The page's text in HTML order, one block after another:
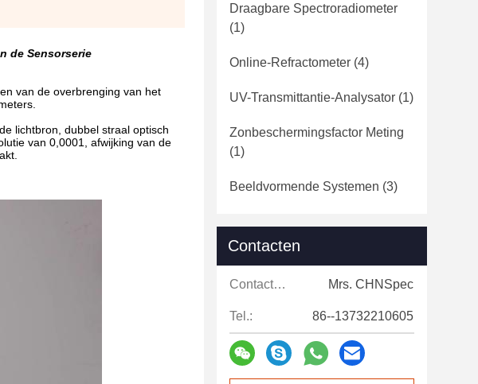
de Sensorserie
van de overbrenging van het
lichtbron, dubbel straal optisch
van 0,0001, afwijking van de
Draagbare Spectroradiometer
(1)
Online-Refractometer (4)
UV-Transmittantie-Analysator (1)
Zonbeschermingsfactor Meting
(1)
Beeldvormende Systemen (3)
Contacten
Contacten: Mrs. CHNSpec
Tel.: 86--13732210605